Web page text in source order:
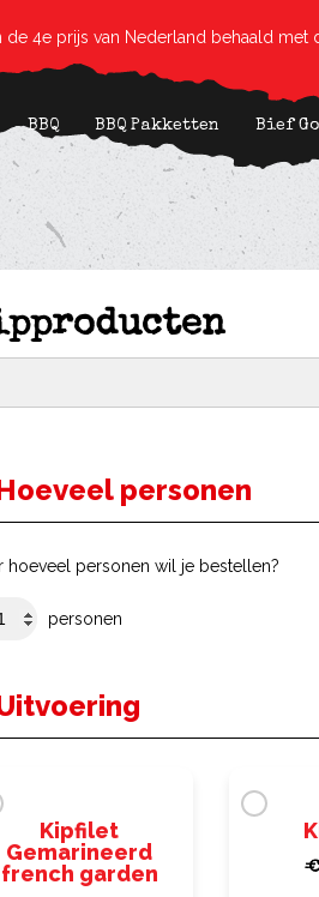
de 4e prijs van Nederland behaald met
BBQ BBQ Pakketten Bief
personen
hoeveel personen wil je bestellen?
personen
Kipfilet
Gemarineerd
french garden